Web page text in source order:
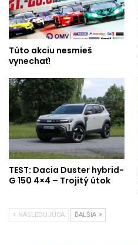
Túto akciu nesmieš
vynechať!
TEST: Dacia Duster hybrid-
G 150 4×4 – Trojitý útok
NÁSLEDUJÚCA ĎALŠIA